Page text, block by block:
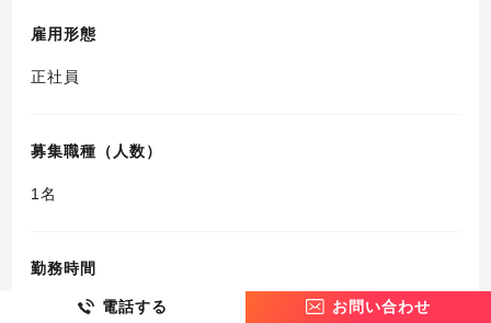
雇用形態
正社員
募集職種（人数）
1名
勤務時間
シフト勤務電話する お問い合わせ